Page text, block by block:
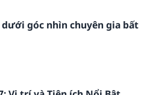
dưới góc nhìn chuyên gia bất